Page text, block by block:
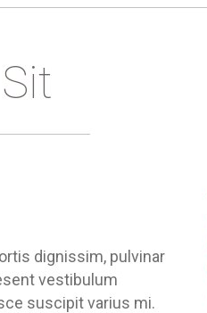
dignissim, pulvinar
vestibulum
suscipit varius mi.